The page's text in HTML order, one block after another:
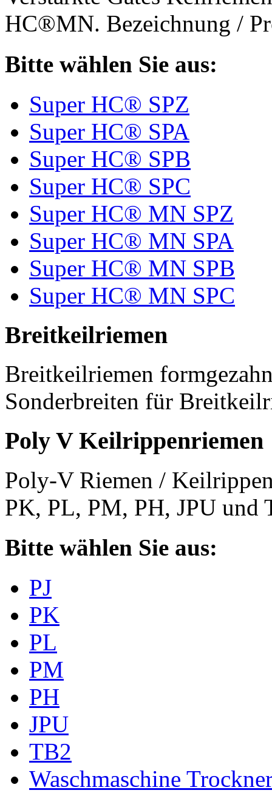
HC®MN. Bezeichnung /
Bitte wählen Sie aus:
Super HC® SPZ
Super HC® SPA
Super HC® SPB
Super HC® SPC
Super HC® MN SPZ
Super HC® MN SPA
Super HC® MN SPB
Super HC® MN SPC
Breitkeilriemen
Breitkeilriemen
Sonderbreiten für
Poly V Keilrippenriemen
Poly-V Riemen /
PK, PL, PM, PH, JPU und
Bitte wählen Sie aus:
PJ
PK
PL
PM
PH
JPU
TB2
Waschmaschine